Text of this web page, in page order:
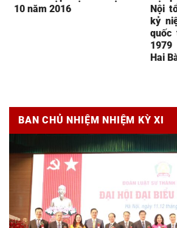
10 năm 2016
Nội
kỷ
quốc
Hai
BAN CHỦ NHIỆM NHIỆM KỲ XI